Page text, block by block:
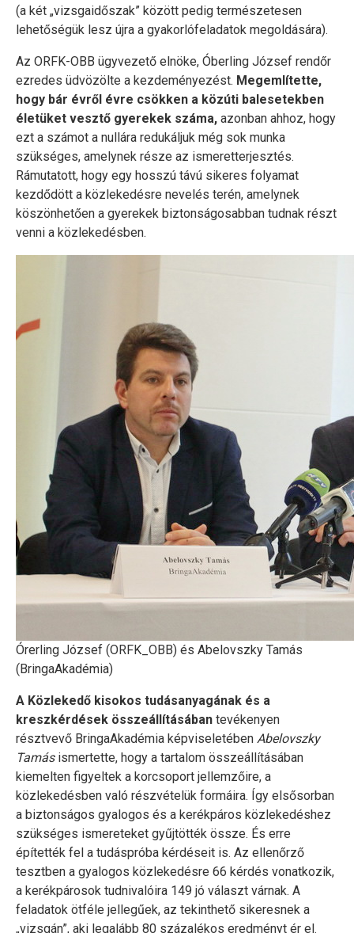
(a két „vizsgaidőszak” között pedig természetesen
lehetőségük lesz újra a gyakorlófeladatok megoldására).
Az ORFK-OBB ügyvezető elnöke, Óberling József rendőr
ezredes üdvözölte a kezdeményezést. Megemlítette,
hogy bár évről évre csökken a közúti balesetekben
életüket vesztő gyerekek száma, azonban ahhoz, hogy
ezt a számot a nullára redukáljuk még sok munka
szükséges, amelynek része az ismeretterjesztés.
Rámutatott, hogy egy hosszú távú sikeres folyamat
kezdődött a közlekedésre nevelés terén, amelynek
köszönhetően a gyerekek biztonságosabban tudnak részt
venni a közlekedésben.
Órerling József (ORFK_OBB) és Abelovszky Tamás
(BringaAkadémia)
A Közlekedő kisokos tudásanyagának és a
kreszkérdések összeállításában tevékenyen
résztvevő BringaAkadémia képviseletében Abelovszky
Tamásismertette, hogy a tartalom összeállításában
kiemelten figyeltek a korcsoport jellemzőire, a
közlekedésben való részvételük formáira. Így elsősorban
a biztonságos gyalogos és a kerékpáros közlekedéshez
szükséges ismereteket gyűjtötték össze. És erre
építették fel a tudáspróba kérdéseit is. Az ellenőrző
tesztben a gyalogos közlekedésre 66 kérdés vonatkozik,
a kerékpárosok tudnivalóira 149 jó választ várnak. A
feladatok ötféle jellegűek, az tekinthető sikeresnek a
„vizsgán”, aki legalább 80 százalékos eredményt ér el.